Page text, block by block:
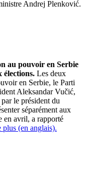
Andrej Plenković.
au pouvoir en Serbie
élections. Les deux
en Serbie, le Parti
Aleksandar Vučić,
le président du
séparément aux
en avril, a rapporté
plus (en anglais).